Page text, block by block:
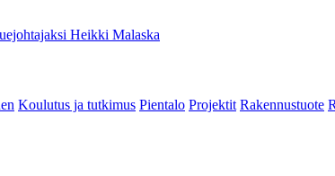
Heikki Malaska
Koulutus ja tutkimus Pientalo Projektit Rakennustuote